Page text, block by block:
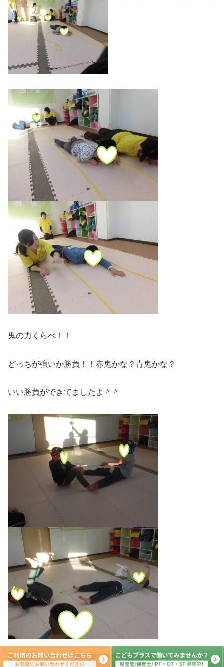
鬼の力くらべ！！
どっちが強いか勝負！！赤鬼かな？青鬼かな？
いい勝負ができてましたよ＾＾